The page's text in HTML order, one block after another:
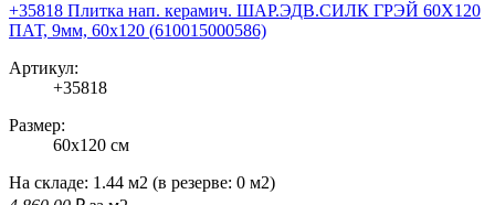
+35818 Плитка нап. керамич. ШАР.ЭДВ.СИЛК ГРЭЙ 60X120
ПАТ, 9мм, 60x120 (610015000586)
Артикул:
+35818
Размер:
60x120 см
На складе: 1.44 м2 (в резерве: 0 м2)